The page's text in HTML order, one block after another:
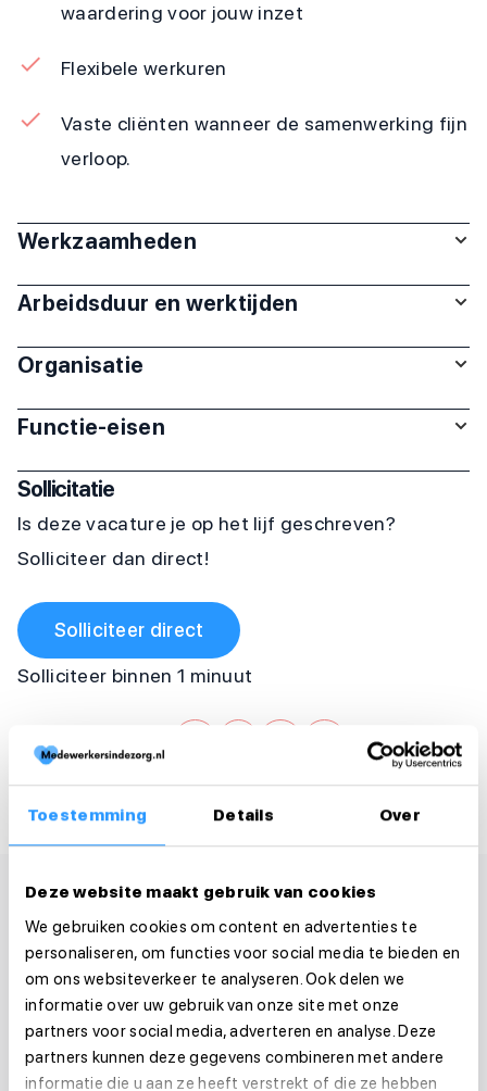
Toestemming Details Over
Deze website maakt gebruik van cookies
We gebruiken cookies om content en advertenties te
personaliseren, om functies voor social media te bieden en
om ons websiteverkeer te analyseren. Ook delen we
informatie over uw gebruik van onze site met onze
partners voor social media, adverteren en analyse. Deze
partners kunnen deze gegevens combineren met andere
informatie die u aan ze heeft verstrekt of die ze hebben
waardering voor jouw inzet
Flexibele werkuren
Vaste cliënten wanneer de samenwerking fijn
verloop.
Werkzaamheden
Arbeidsduur en werktijden
Organisatie
Functie-eisen
Sollicitatie
Is deze vacature je op het lijf geschreven?
Solliciteer dan direct!
Solliciteer direct
Solliciteer binnen 1 minuut
Deel deze vacature: